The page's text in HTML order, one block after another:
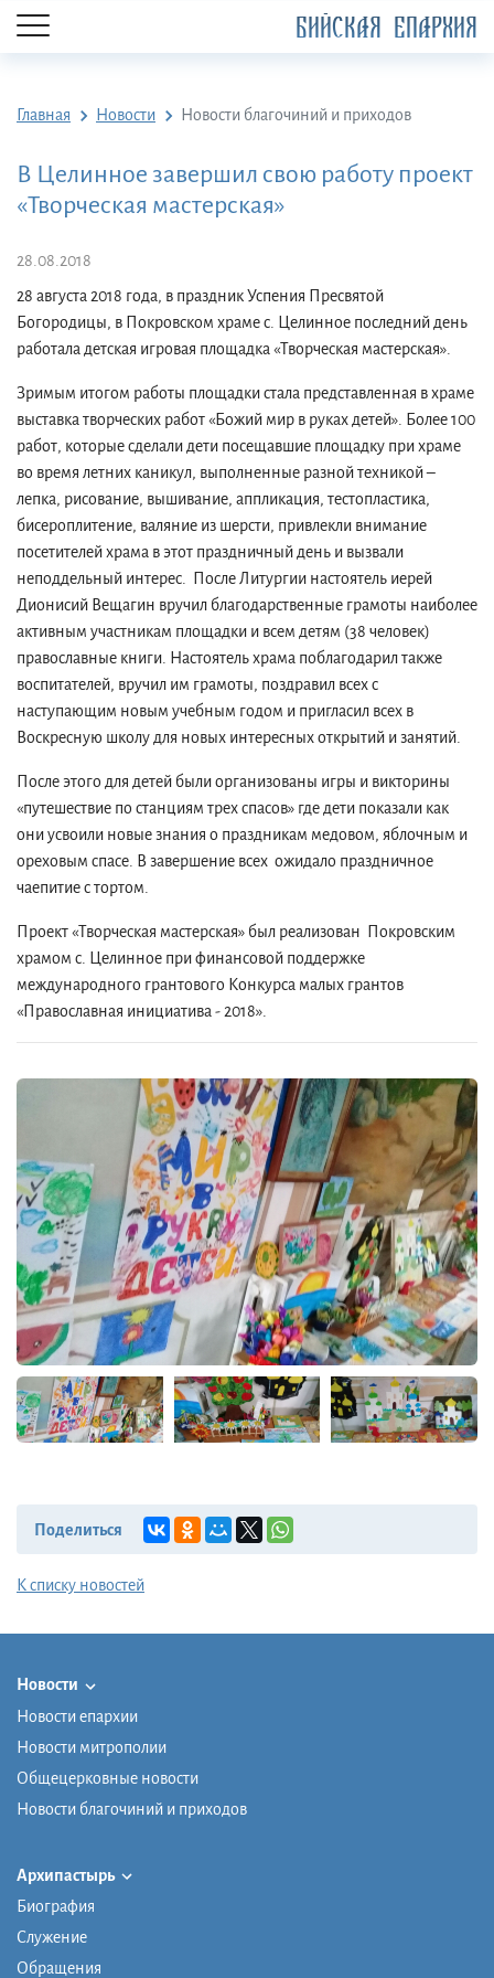
БИЙСКАЯ ЕПАРХИЯ
Главная Новости Новости благочиний и приходов
В Целинное завершил свою работу проект
«Творческая мастерская»
28.08.2018
28 августа 2018 года, в праздник Успения Пресвятой
Богородицы, в Покровском храме с. Целинное последний день
работала детская игровая площадка «Творческая мастерская».
Зримым итогом работы площадки стала представленная в храме
выставка творческих работ «Божий мир в руках детей». Более 100
работ, которые сделали дети посещавшие площадку при храме
во время летних каникул, выполненные разной техникой –
лепка, рисование, вышивание, аппликация, тестопластика,
бисероплитение, валяние из шерсти, привлекли внимание
посетителей храма в этот праздничный день и вызвали
неподдельный интерес. После Литургии настоятель иерей
Дионисий Вещагин вручил благодарственные грамоты наиболее
активным участникам площадки и всем детям (38 человек)
православные книги. Настоятель храма поблагодарил также
воспитателей, вручил им грамоты, поздравил всех с
наступающим новым учебным годом и пригласил всех в
Воскресную школу для новых интересных открытий и занятий.
После этого для детей были организованы игры и викторины
«путешествие по станциям трех спасов» где дети показали как
они усвоили новые знания о праздникам медовом, яблочным и
ореховым спасе. В завершение всех ожидало праздничное
чаепитие с тортом.
Проект «Творческая мастерская» был реализован Покровским
храмом с. Целинное при финансовой поддержке
международного грантового Конкурса малых грантов
«Православная инициатива - 2018».
Поделиться
К списку новостей
Новости
Новости епархии
Новости митрополии
Общецерковные новости
Новости благочиний и приходов
Архипастырь
Биография
Служение
Обращения